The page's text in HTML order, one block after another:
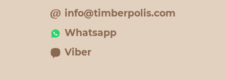
info@timberpolis.com
Whatsapp
Viber